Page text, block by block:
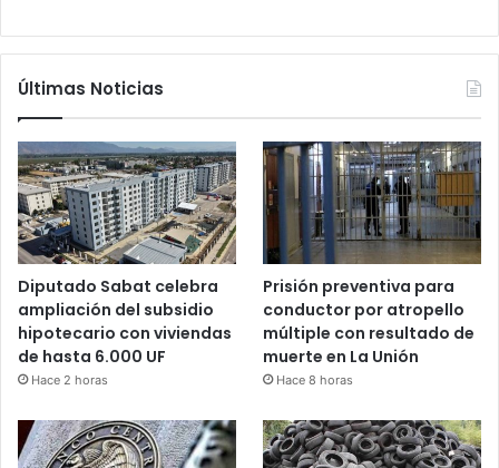
Últimas Noticias
Diputado Sabat celebra
ampliación del subsidio
hipotecario con viviendas
de hasta 6.000 UF
Hace 2 horas
Prisión preventiva para
conductor por atropello
múltiple con resultado de
muerte en La Unión
Hace 8 horas